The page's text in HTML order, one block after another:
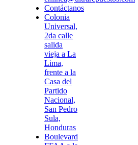
Contáctanos
Colonia
Universal,
2da calle
salida
vieja a La
Lima,
frente a la
Casa del
Partido
Nacional,
San Pedro
Sula,
Honduras
Boulevard